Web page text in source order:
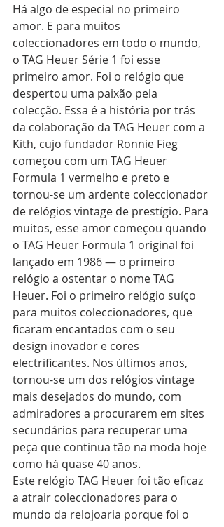
Há algo de especial no primeiro
amor. E para muitos
coleccionadores em todo o mundo,
o TAG Heuer Série 1 foi esse
primeiro amor. Foi o relógio que
despertou uma paixão pela
colecção. Essa é a história por trás
da colaboração da TAG Heuer com a
Kith, cujo fundador Ronnie Fieg
começou com um TAG Heuer
Formula 1 vermelho e preto e
tornou-se um ardente coleccionador
de relógios vintage de prestígio. Para
muitos, esse amor começou quando
o TAG Heuer Formula 1 original foi
lançado em 1986 — o primeiro
relógio a ostentar o nome TAG
Heuer. Foi o primeiro relógio suíço
para muitos coleccionadores, que
ficaram encantados com o seu
design inovador e cores
electrificantes. Nos últimos anos,
tornou-se um dos relógios vintage
mais desejados do mundo, com
admiradores a procurarem em sites
secundários para recuperar uma
peça que continua tão na moda hoje
como há quase 40 anos.
Este relógio TAG Heuer foi tão eficaz
a atrair coleccionadores para o
mundo da relojoaria porque foi o